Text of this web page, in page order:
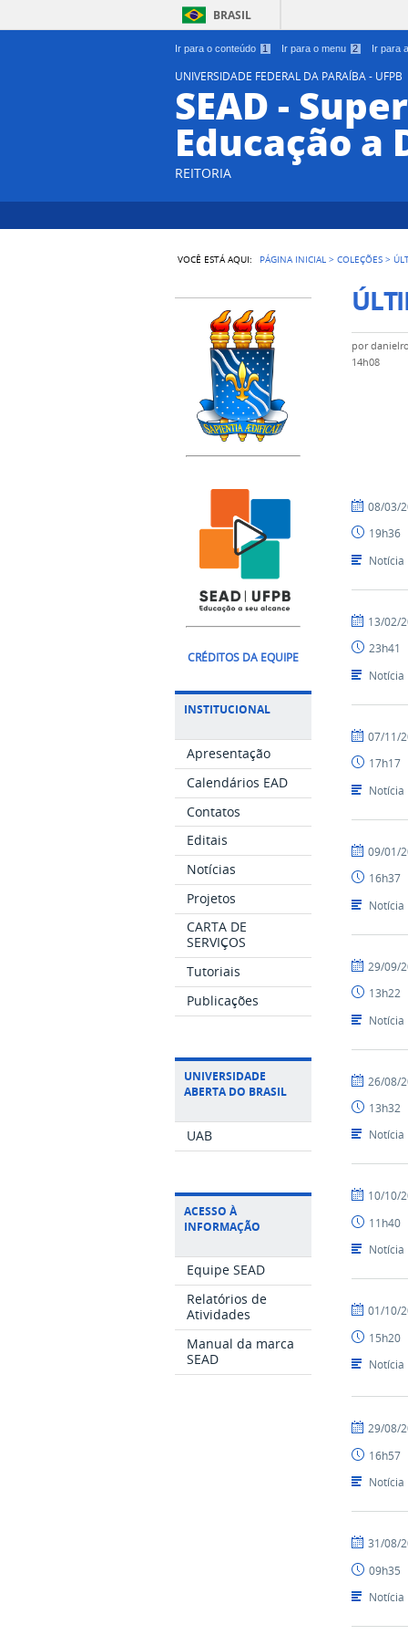
Ir para o conteúdo 1 Ir para o menu 2 Ir para
BRASIL
UNIVERSIDADE FEDERAL DA PARAÍBA - UFPB
SEAD -
Educação a
REITORIA
VOCÊ ESTÁ AQUI: PÁGINA INICIAL >COLEÇÕES >
CRÉDITOS DA EQUIPE
INSTITUCIONAL
Apresentação
Calendários EAD
Contatos
Editais
Notícias
Projetos
CARTA DE
SERVIÇOS
Tutoriais
Publicações
UNIVERSIDADE
ABERTA DO BRASIL
UAB
ACESSO À
INFORMAÇÃO
Equipe SEAD
Relatórios de
Atividades
Manual da marca
SEAD
por
14h08
por
-
SEAD
publicado
08/03/
19h36
Notícia
por
-
SEAD
publicado
13/02/
23h41
Notícia
por
-
SEAD
publicado
07/11/
17h17
Notícia
por
-
SEAD
publicado
09/01/
16h37
Notícia
por
-
SEAD
publicado
29/09/
13h22
Notícia
por
-
SEAD
publicado
26/08/
13h32
Notícia
por
-
SEAD
publicado
10/10/
11h40
Notícia
por
-
SEAD
publicado
01/10/
15h20
Notícia
por
-
SEAD
publicado
29/08/
16h57
Notícia
por
-
SEAD
publicado
31/08/
09h35
Notícia